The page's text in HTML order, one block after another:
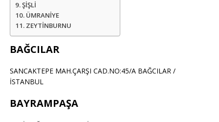
ŞİŞLİ
ÜMRANİYE
ZEYTİNBURNU
BAĞCILAR
SANCAKTEPE MAH.ÇARŞI CAD.NO:45/A BAĞCILAR /
İSTANBUL
BAYRAMPAŞA